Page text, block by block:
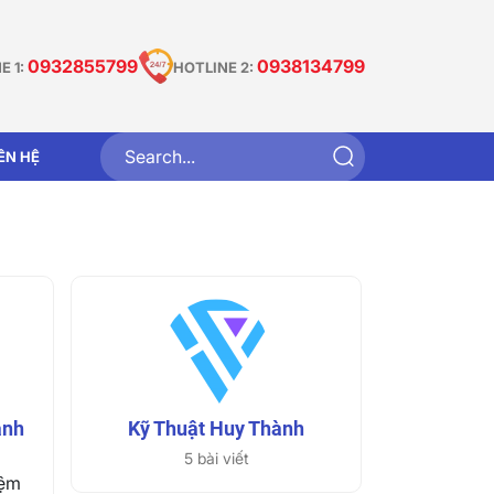
1: 0932855799 HOTLINE 2: 0938134799
HỆ
Kỹ Thuật Huy Thành
5 bài viết